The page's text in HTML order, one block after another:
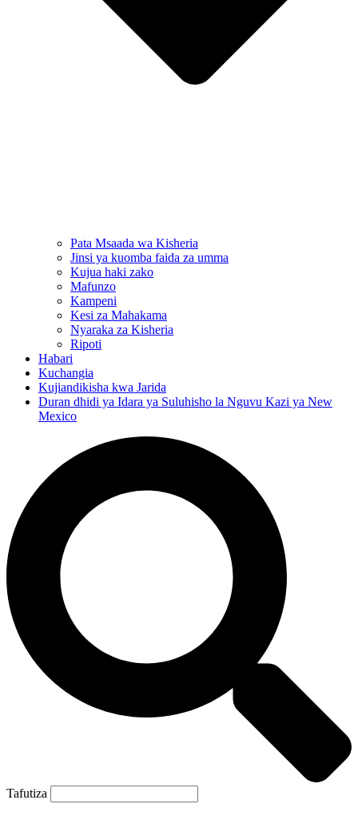
Pata Msaada wa Kisheria
Jinsi ya kuomba faida za umma
Kujua haki zako
Mafunzo
Kampeni
Kesi za Mahakama
Nyaraka za Kisheria
Ripoti
Habari
Kuchangia
Kujiandikisha kwa Jarida
Duran dhidi ya Idara ya Suluhisho la Nguvu Kazi ya New
Mexico
Tafutiza